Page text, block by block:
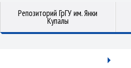
Репозиторий ГрГУ им. Янки
Купалы